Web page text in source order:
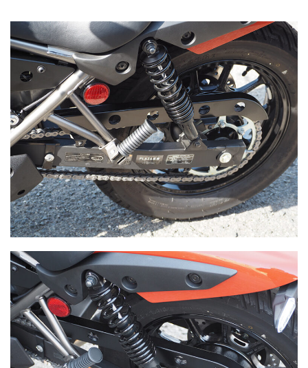
る
と
同
等
の
材
質
で
す
。
伝
統
的
な
金